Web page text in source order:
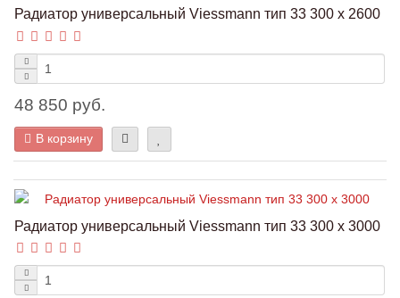
Радиатор универсальный Viessmann тип 33 300 x 2600
48 850 руб.
В корзину
Радиатор универсальный Viessmann тип 33 300 x 3000